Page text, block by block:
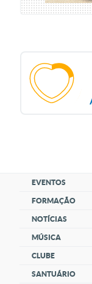
EVENTOS
FORMAÇÃO
NOTÍCIAS
MÚSICA
CLUBE
SANTUÁRIO